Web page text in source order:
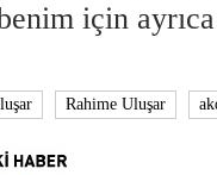
için
Rahime Uluşar